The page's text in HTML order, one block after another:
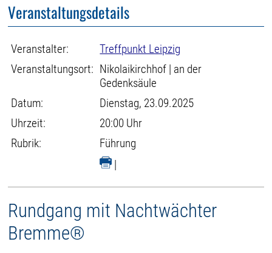
Veranstaltungsdetails
Veranstalter:
Treffpunkt Leipzig
Veranstaltungsort: Nikolaikirchhof | an der
Gedenksäule
Datum:
Dienstag, 23.09.2025
Uhrzeit:
20:00 Uhr
Rubrik:
Führung
|
Rundgang mit Nachtwächter
Bremme®